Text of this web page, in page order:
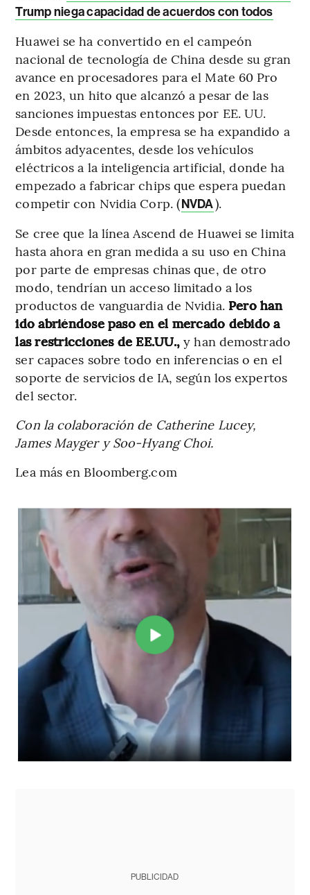
Trump niega capacidad de acuerdos con todos
Huawei se ha convertido en el campeón
nacional de tecnología de China desde su gran
avance en procesadores para el Mate 60 Pro
en 2023, un hito que alcanzó a pesar de las
sanciones impuestas entonces por EE. UU.
Desde entonces, la empresa se ha expandido a
ámbitos adyacentes, desde los vehículos
eléctricos a la inteligencia artificial, donde ha
empezado a fabricar chips que espera puedan
competir con Nvidia Corp. (NVDA).
Se cree que la línea Ascend de Huawei se limita
hasta ahora en gran medida a su uso en China
por parte de empresas chinas que, de otro
modo, tendrían un acceso limitado a los
productos de vanguardia de Nvidia. Pero han
ido abriéndose paso en el mercado debido a
las restricciones de EE.UU., y han demostrado
ser capaces sobre todo en inferencias o en el
soporte de servicios de IA, según los expertos
del sector.
Con la colaboración de Catherine Lucey,
James Mayger y Soo-Hyang Choi.
Lea más en Bloomberg.com
PUBLICIDAD